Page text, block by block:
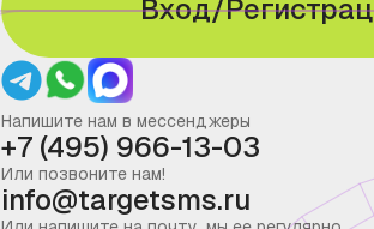
Вход/
Напишите нам в мессенджеры
+7 (495) 966-13-03
Или позвоните нам!
info@targetsms.ru